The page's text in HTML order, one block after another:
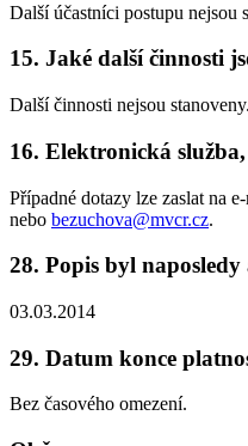
Další účastníci postupu nejsou
15. Jaké další činnosti
Další činnosti nejsou stanoveny.
16. Elektronická
Případné dotazy lze zaslat na
nebo bezuchova@mvcr.cz.
28. Popis byl
03.03.2014
29. Datum konce
Bez časového omezení.